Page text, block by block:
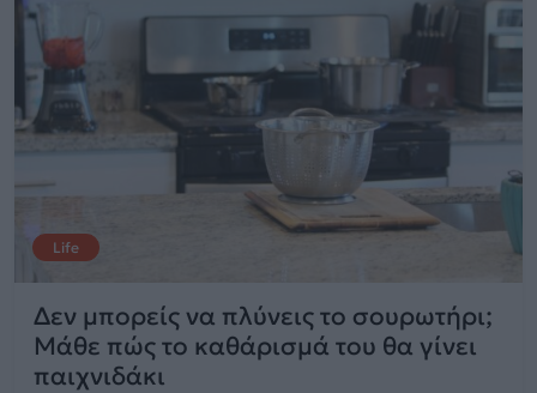
Life
Δεν μπορείς να πλύνεις το σουρωτήρι;
Μάθε πώς το καθάρισμά του θα γίνει
παιχνιδάκι